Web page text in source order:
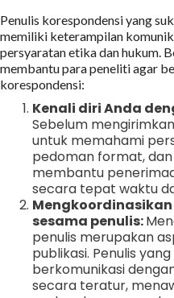
Penulis korespondensi yang
memiliki keterampilan
persyaratan etika dan hukum.
membantu para peneliti agar
korespondensi:
Kenali diri Anda
Sebelum
untuk memahami
pedoman format,
membantu
secara tepat waktu
sesama penulis:
penulis merupakan
publikasi. Penulis
berkomunikasi
secara teratur,